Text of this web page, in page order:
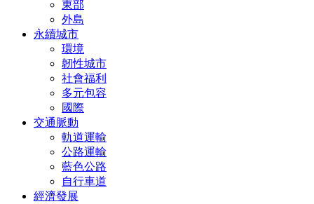
東部
外島
永續城市
環境
韌性城市
社會福利
多元包容
國際
交通脈動
軌道運輸
公路運輸
藍色公路
自行車道
經濟發展